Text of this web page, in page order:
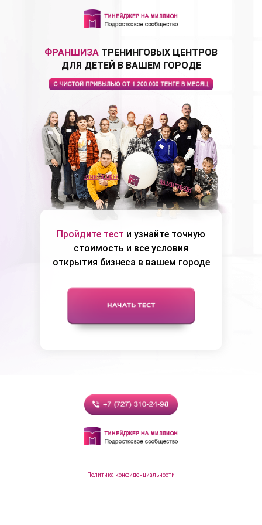
ФРАНШИЗА ТРЕНИНГОВЫХ ЦЕНТРОВ
ДЛЯ ДЕТЕЙ В ВАШЕМ ГОРОДЕ
Пройдите тест и узнайте точную
стоимость и все условия
открытия бизнеса в вашем городе
Политика конфиденциальности